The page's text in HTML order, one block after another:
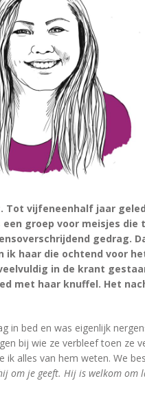
vijfeneenhalf jaar
groep voor meisjes die
gedrag.
ik haar die ochtend voor
in de krant
met haar knuffel. Het
in bed en was eigenlijk
bij wie ze verbleef toen ze
alles van hem weten. We
om je geeft. Hij is welkom om